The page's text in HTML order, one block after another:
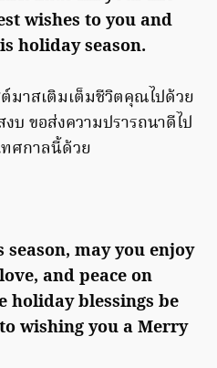
wishes to you and
holiday season.
มาสเติมเต็มชีวิตคุณไปด้วย
บ ขอส่งความปรารถนาดีไป
ทศกาลนี้ด้วย
may you enjoy
and peace on
holiday blessings be
wishing you a Merry